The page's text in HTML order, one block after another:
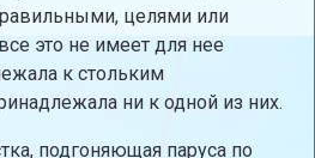
целями или
это не имеет для нее
к стольким
ни к одной из них.
подгоняющая паруса по